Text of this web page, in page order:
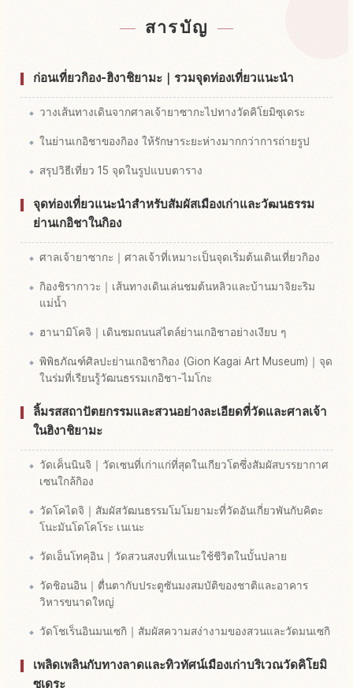
สารบัญ
ก่อนเที่ยวกิอง-ฮิงาชิยามะ｜รวมจุดท่องเที่ยวแนะนำ
วางเส้นทางเดินจากศาลเจ้ายาซากะไปทางวัดคิโยมิซุเดระ
ในย่านเกอิชาของกิอง ให้รักษาระยะห่างมากกว่าการถ่ายรูป
สรุปวิธีเที่ยว 15 จุดในรูปแบบตาราง
จุดท่องเที่ยวแนะนำสำหรับสัมผัสเมืองเก่าและวัฒนธรรม
ย่านเกอิชาในกิอง
ศาลเจ้ายาซากะ｜ศาลเจ้าที่เหมาะเป็นจุดเริ่มต้นเดินเที่ยวกิอง
กิองชิรากาวะ｜เส้นทางเดินเล่นชมต้นหลิวและบ้านมาจิยะริม
แม่น้ำ
ฮานามิโคจิ｜เดินชมถนนสไตล์ย่านเกอิชาอย่างเงียบ ๆ
พิพิธภัณฑ์ศิลปะย่านเกอิชากิอง (Gion Kagai Art Museum)｜จุด
ในร่มที่เรียนรู้วัฒนธรรมเกอิชา-ไมโกะ
ลิ้มรสสถาปัตยกรรมและสวนอย่างละเอียดที่วัดและศาลเจ้า
ในฮิงาชิยามะ
วัดเค็นนินจิ｜วัดเซนที่เก่าแก่ที่สุดในเกียวโตซึ่งสัมผัสบรรยากาศ
เซนใกล้กิอง
วัดโคไดจิ｜สัมผัสวัฒนธรรมโมโมยามะที่วัดอันเกี่ยวพันกับคิตะ
โนะมันโดโคโระ เนเนะ
วัดเอ็นโทคุอิน｜วัดสวนสงบที่เนเนะใช้ชีวิตในบั้นปลาย
วัดชิอนอิน｜ตื่นตากับประตูซันมงสมบัติของชาติและอาคาร
วิหารขนาดใหญ่
วัดโชเร็นอินมนเซกิ｜สัมผัสความสง่างามของสวนและวัดมนเซกิ
เพลิดเพลินกับทางลาดและทิวทัศน์เมืองเก่าบริเวณวัดคิโยมิ
ซุเดระ